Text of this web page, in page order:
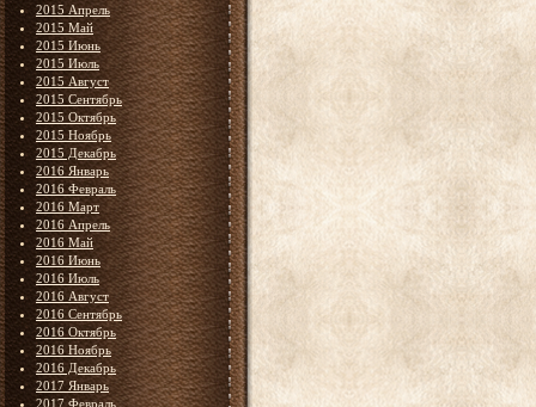
2015 Апрель
2015 Май
2015 Июнь
2015 Июль
2015 Август
2015 Сентябрь
2015 Октябрь
2015 Ноябрь
2015 Декабрь
2016 Январь
2016 Февраль
2016 Март
2016 Апрель
2016 Май
2016 Июнь
2016 Июль
2016 Август
2016 Сентябрь
2016 Октябрь
2016 Ноябрь
2016 Декабрь
2017 Январь
2017 Февраль